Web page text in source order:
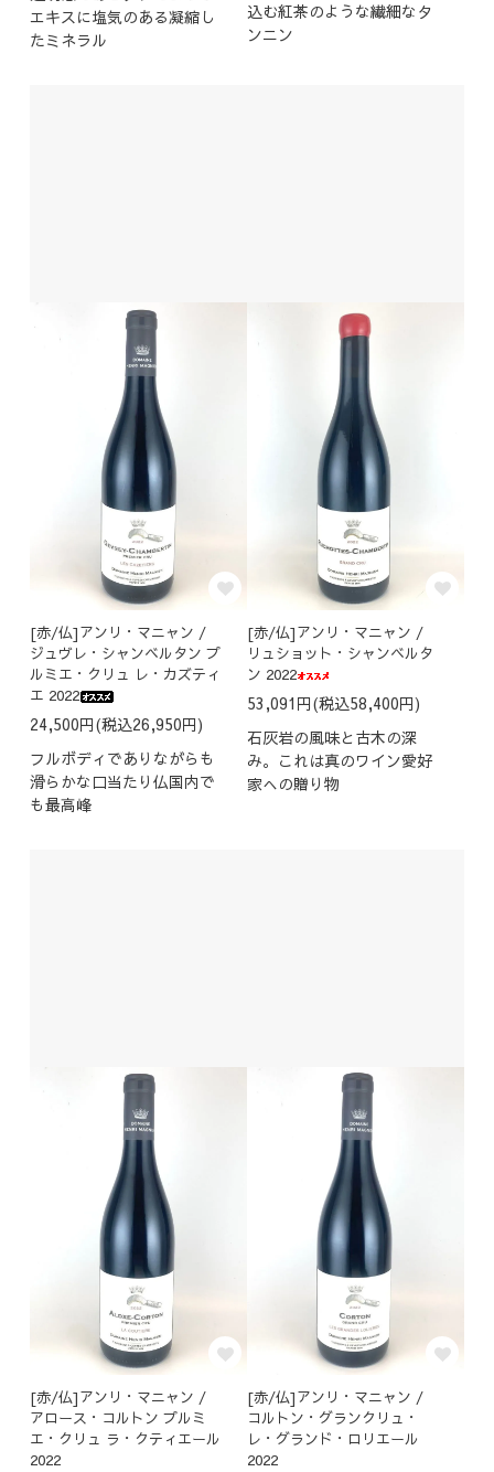
エキスに塩気のある凝縮し
たミネラル
込む紅茶のような繊細なタ
ンニン
[赤/仏]アンリ・マニャン /
ジュヴレ・シャンベルタン プ
ルミエ・クリュ レ・カズティ
エ 2022
24,500円(税込26,950円)
フルボディでありながらも
滑らかな口当たり仏国内で
も最高峰
[赤/仏]アンリ・マニャン /
リュショット・シャンベルタ
ン 2022
53,091円(税込58,400円)
石灰岩の風味と古木の深
み。これは真のワイン愛好
家への贈り物
[赤/仏]アンリ・マニャン /
アロース・コルトン プルミ
エ・クリュ ラ・クティエール
2022
[赤/仏]アンリ・マニャン /
コルトン・グランクリュ・
レ・グランド・ロリエール
2022